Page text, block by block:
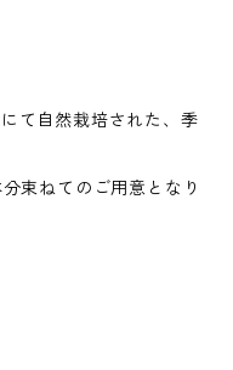
て自然栽培された、季
束ねてのご用意となり